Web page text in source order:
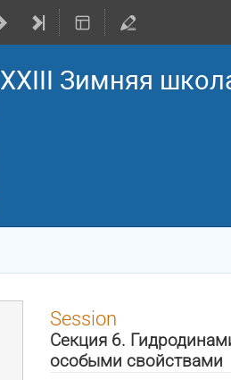
XXIII Зимняя
Session
Секция 6.
особыми свойствами